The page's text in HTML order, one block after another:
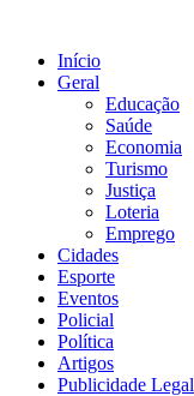
conteúdo
Início
Geral
Educação
Saúde
Economia
Turismo
Justiça
Loteria
Emprego
Cidades
Esporte
Eventos
Policial
Política
Artigos
Publicidade Legal